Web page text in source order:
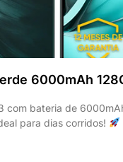
6000mAh
com bateria de
para dias corridos!